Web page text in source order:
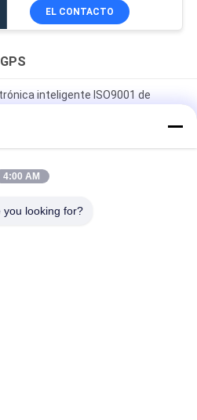
EL CONTACTO
inteligente ISO9001 de
de Jointech JT705A GPS que
seguridad que sigue el candado
ROHS del envase de
4:00 AM
you looking for?